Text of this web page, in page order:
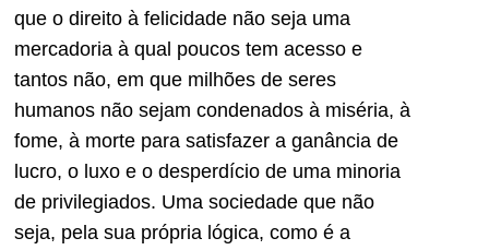
que o direito à felicidade não seja uma
mercadoria à qual poucos tem acesso e
tantos não, em que milhões de seres
humanos não sejam condenados à miséria, à
fome, à morte para satisfazer a ganância de
lucro, o luxo e o desperdício de uma minoria
de privilegiados. Uma sociedade que não
seja, pela sua própria lógica, como é a